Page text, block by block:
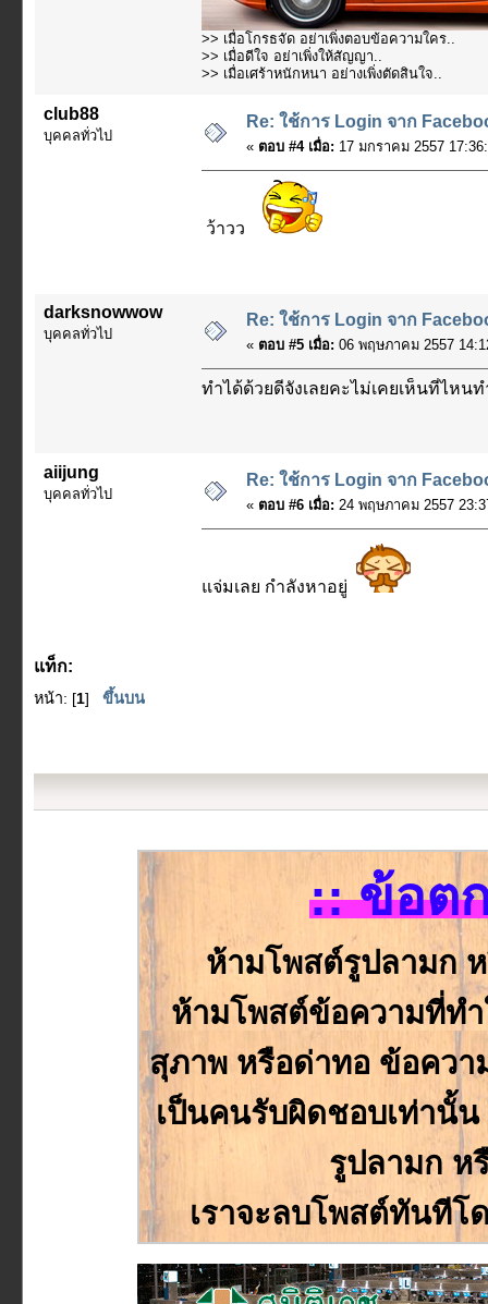
>> เมื่อโกรธจัด อย่าเพิ่งตอบข้อความใคร..
>> เมื่อดีใจ อย่าเพิ่งให้สัญญา..
>> เมื่อเศร้าหนักหนา อย่างเพิ่งตัดสินใจ..
club88
บุคคลทั่วไป
Re: ใช้การ Login จาก
« ตอบ #4 เมื่อ: 17 มกราคม 2557
ว้าวว
darksnowwow
บุคคลทั่วไป
Re: ใช้การ Login จาก
« ตอบ #5 เมื่อ: 06 พฤษภาคม 2557
ทำได้ด้วยดีจังเลยคะไม่เคยเห็นที่ไหน
aiijung
บุคคลทั่วไป
Re: ใช้การ Login จาก
« ตอบ #6 เมื่อ: 24 พฤษภาคม 2557
แจ่มเลย กำลังหาอยู่
แท็ก:
หน้า: [1] ขึ้นบน
:: ข้อต
ห้ามโพสต์รูปลามก
ห้ามโพสต์ข้อความที่ทำ
สุภาพ หรือด่าทอ ข้อควา
เป็นคนรับผิดชอบเท่านั้น
รูปลามก ห
เราจะลบโพสต์ทันทีโ